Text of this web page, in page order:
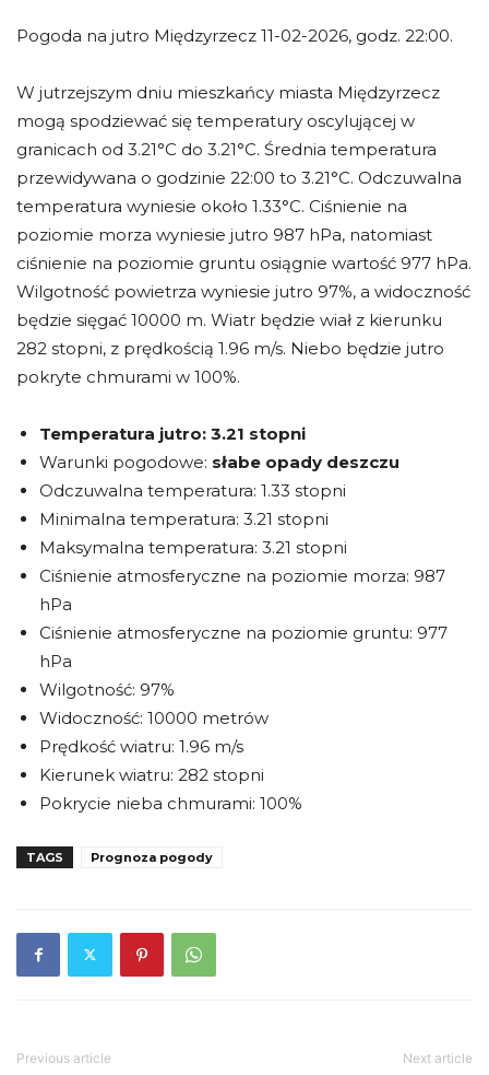
Pogoda na jutro Międzyrzecz 11-02-2026, godz. 22:00.
W jutrzejszym dniu mieszkańcy miasta Międzyrzecz
mogą spodziewać się temperatury oscylującej w
granicach od 3.21°C do 3.21°C. Średnia temperatura
przewidywana o godzinie 22:00 to 3.21°C. Odczuwalna
temperatura wyniesie około 1.33°C. Ciśnienie na
poziomie morza wyniesie jutro 987 hPa, natomiast
ciśnienie na poziomie gruntu osiągnie wartość 977 hPa.
Wilgotność powietrza wyniesie jutro 97%, a widoczność
będzie sięgać 10000 m. Wiatr będzie wiał z kierunku
282 stopni, z prędkością 1.96 m/s. Niebo będzie jutro
pokryte chmurami w 100%.
Temperatura jutro: 3.21 stopni
Warunki pogodowe: słabe opady deszczu
Odczuwalna temperatura: 1.33 stopni
Minimalna temperatura: 3.21 stopni
Maksymalna temperatura: 3.21 stopni
Ciśnienie atmosferyczne na poziomie morza: 987
hPa
Ciśnienie atmosferyczne na poziomie gruntu: 977
hPa
Wilgotność: 97%
Widoczność: 10000 metrów
Prędkość wiatru: 1.96 m/s
Kierunek wiatru: 282 stopni
Pokrycie nieba chmurami: 100%
TAGS Prognoza pogody
Previous article Next article